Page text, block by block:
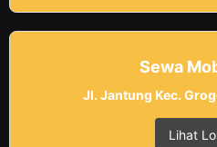
Sewa
Jl. Jantung Kec.
Lihat